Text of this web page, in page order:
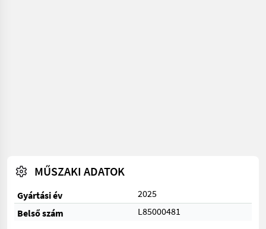
MŰSZAKI ADATOK
Gyártási év
2025
Belső szám
L85000481